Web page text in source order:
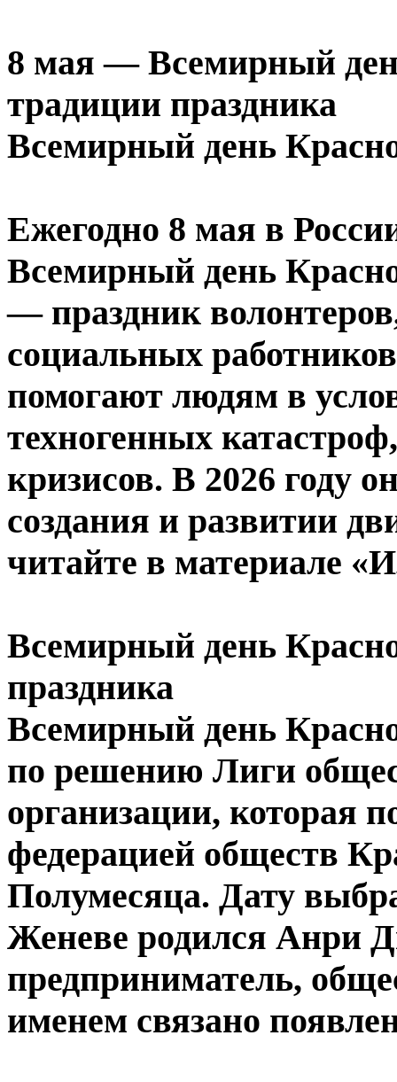
8 мая — Всемирный
традиции праздника
Всемирный день
Ежегодно 8 мая в
Всемирный день
— праздник
социальных
помогают людям в
техногенных
кризисов. В 2026 году
создания и развитии
читайте в материале
Всемирный день
праздника
Всемирный день
по решению Лиги
организации, которая
федерацией обществ
Полумесяца. Дату
Женеве родился Анри
предприниматель,
именем связано